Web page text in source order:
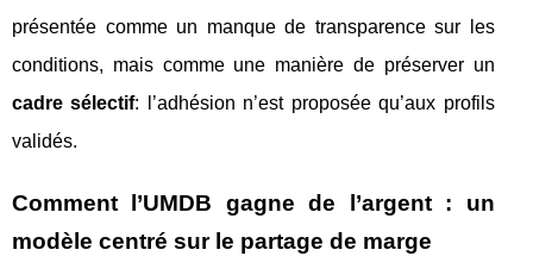
présentée comme un manque de transparence sur les
conditions, mais comme une manière de préserver un
cadre sélectif: l’adhésion n’est proposée qu’aux profils
validés.
Comment l’UMDB gagne de l’argent : un
modèle centré sur le partage de marge